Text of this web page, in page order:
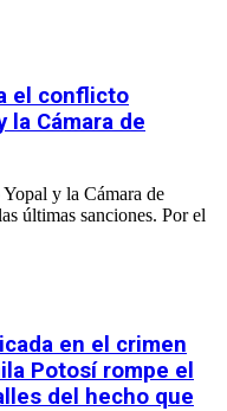
el conflicto
Cámara de
y la Cámara de
últimas sanciones. Por el
en el crimen
Potosí rompe el
del hecho que